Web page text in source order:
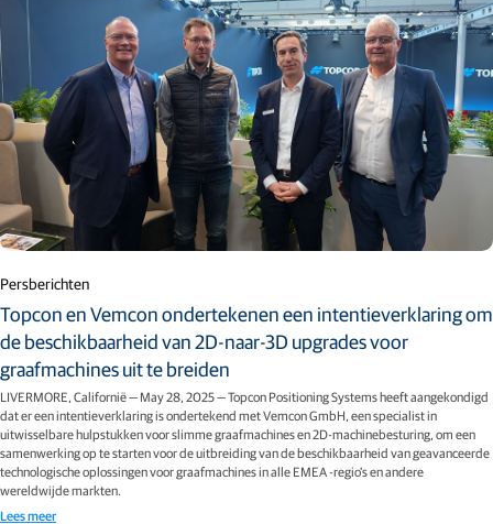
Persberichten
Topcon en Vemcon ondertekenen een intentieverklaring om
de beschikbaarheid van 2D-naar-3D upgrades voor
graafmachines uit te breiden
LIVERMORE, Californië — May 28, 2025 — Topcon Positioning Systems heeft aangekondigd
dat er een intentieverklaring is ondertekend met Vemcon GmbH, een specialist in
uitwisselbare hulpstukken voor slimme graafmachines en 2D-machinebesturing, om een
samenwerking op te starten voor de uitbreiding van de beschikbaarheid van geavanceerde
technologische oplossingen voor graafmachines in alle EMEA -regio's en andere
wereldwijde markten.
Lees meer